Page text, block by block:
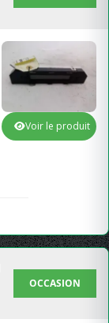
Voir le produit
OCCASION